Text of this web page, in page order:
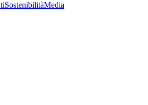
SostenibilitàMedia